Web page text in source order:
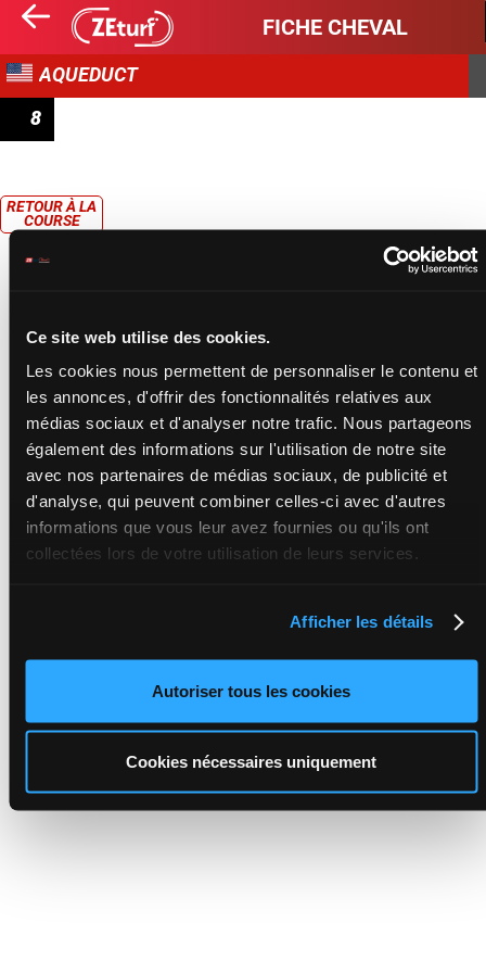
Ce site web utilise des cookies.
Les cookies nous permettent de personnaliser le contenu et
les annonces, d'offrir des fonctionnalités relatives aux
médias sociaux et d'analyser notre trafic. Nous partageons
également des informations sur l'utilisation de notre site
avec nos partenaires de médias sociaux, de publicité et
d'analyse, qui peuvent combiner celles-ci avec d'autres
informations que vous leur avez fournies ou qu'ils ont
collectées lors de votre utilisation de leurs services.
Afficher les détails
Autoriser tous les cookies
Cookies nécessaires uniquement
FICHE CHEVAL
AQUEDUCT
8
RETOUR À LA
COURSE